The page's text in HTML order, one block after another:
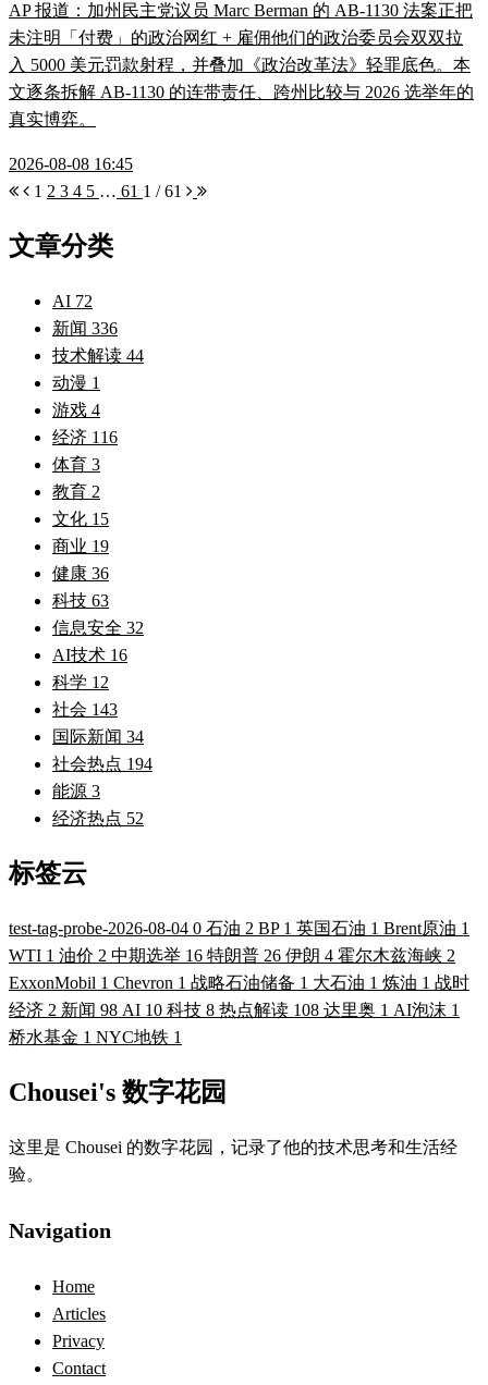
AP 报道：加州民主党议员 Marc Berman 的 AB-1130 法案正把
未注明「付费」的政治网红 + 雇佣他们的政治委员会双双拉
入 5000 美元罚款射程，并叠加《政治改革法》轻罪底色。本
文逐条拆解 AB-1130 的连带责任、跨州比较与 2026 选举年的
真实博弈。
2026-08-08 16:45
1 2 3 4 5 … 61 1 / 61
文章分类
AI 72
新闻 336
技术解读 44
动漫 1
游戏 4
经济 116
体育 3
教育 2
文化 15
商业 19
健康 36
科技 63
信息安全 32
AI技术 16
科学 12
社会 143
国际新闻 34
社会热点 194
能源 3
经济热点 52
标签云
test-tag-probe-2026-08-04 0 石油 2 BP 1 英国石油 1 Brent原油 1
WTI 1 油价 2 中期选举 16 特朗普 26 伊朗 4 霍尔木兹海峡 2
ExxonMobil 1 Chevron 1 战略石油储备 1 大石油 1 炼油 1 战时
经济 2 新闻 98 AI 10 科技 8 热点解读 108 达里奥 1 AI泡沫 1
桥水基金 1 NYC地铁 1
Chousei's 数字花园
这里是 Chousei 的数字花园，记录了他的技术思考和生活经
验。
Navigation
Home
Articles
Privacy
Contact